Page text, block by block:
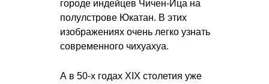
городе индейцев Чичен-Ица на
полулстрове Юкатан. В этих
изображениях очень легко узнать
современного чихуахуа.
А в 50-х годах XIX столетия уже